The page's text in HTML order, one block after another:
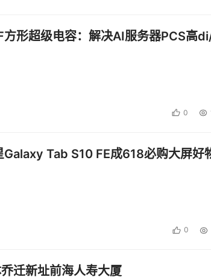
过猪跑;但是，对于信息化项目了解的又不是很
教科书中，都把信息化项目说的有点“神化”的
目的风险则从来不谈。所以，这导致他们对于信
就可以起死回生，甚至，有的领导人认为企业只
原因，对于信息化项目的预期都比较高。
的强力支持下，信息化项目也比较容易实施与
了的问题，我在管理中出现的需求，无论大小
周期，信息化项目会向滚雪球一样，越滚越大，
管理水平才能解决，信息化软件只是起到一个辅
形超级电容：解决AI服务器PCS高
0
Galaxy Tab S10 FE成618必购大屏好
0
迁新址前海人寿大厦